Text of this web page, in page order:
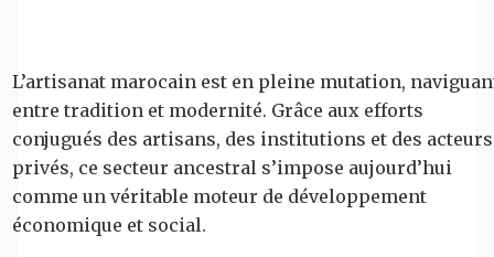
L’artisanat marocain est en pleine mutation,
entre tradition et modernité. Grâce aux efforts
conjugués des artisans, des institutions et des acteurs
privés, ce secteur ancestral s’impose aujourd’hui
comme un véritable moteur de développement
économique et social.